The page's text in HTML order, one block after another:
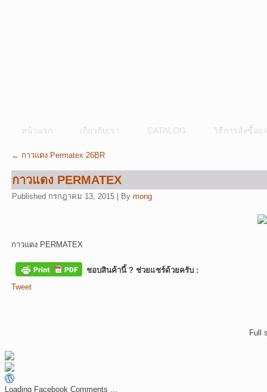
หน้าแรก เกี่ยวกับเรา CATALOG วิธีการสั่งซื้อแ
← กาวแดง Permatex 26BR
กาวแดง PERMATEX
Published กรกฎาคม 13, 2015 By mong
กาวแดง PERMATEX
ชอบสินค้านี้ ? ช่วยแชร์ด้วยครับ :
Tweet
Full
Loading Facebook Comments ...